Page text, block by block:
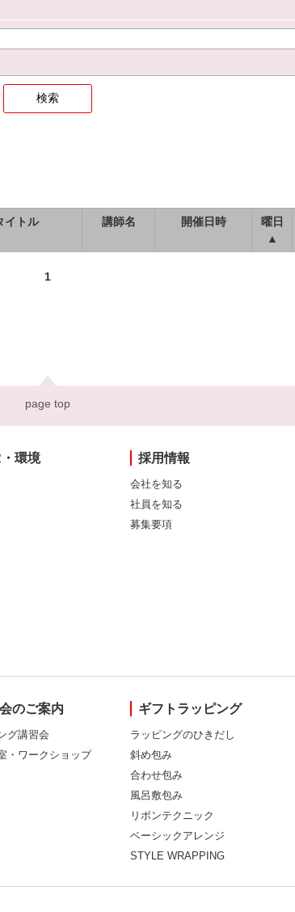
イトル 講師名 開催日時
曜日
▲
1
page top
環境 採用情報
会社を知る
社員を知る
募集要項
のご案内
グ講習会
・ワークショップ
ギフトラッピング
ラッピングのひきだし
斜め包み
合わせ包み
風呂敷包み
リボンテクニック
ベーシックアレンジ
STYLE WRAPPING